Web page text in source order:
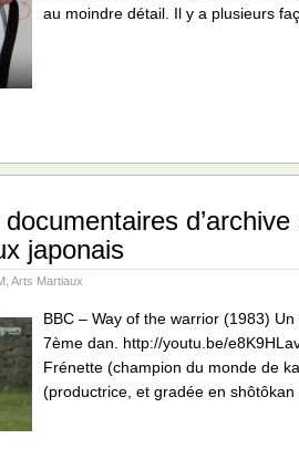
au moindre détail. Il y a plusieurs
japonais
,Arts Martiaux
BBC – Way of the warrior (1983)
7ème dan. http://youtu.be/
Frénette (champion du monde de
(productrice, et gradée en shôtôkan